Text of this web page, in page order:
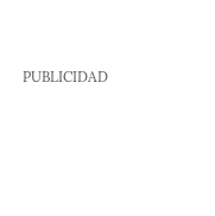
PUBLICIDAD